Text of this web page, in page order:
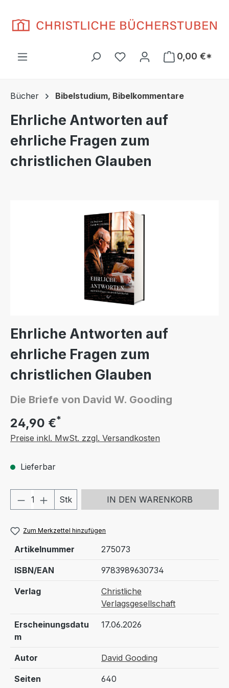
Du hast 0 Produkte auf
0,00 €*
Bücher Bibelstudium, Bibelkommentare
Ehrliche Antworten auf
ehrliche Fragen zum
christlichen Glauben
Ehrliche Antworten auf
ehrliche Fragen zum
christlichen Glauben
Die Briefe von David W. Gooding
24,90 €*
Preise inkl. MwSt. zzgl. Versandkosten
Lieferbar
Produkt Anzahl: Gib den
Stk IN DEN WARENKORB
Zum Merkzettel hinzufügen
Artikelnummer 275073
ISBN/EAN 9783989630734
Verlag
Christliche
Verlagsgesellschaft
Erscheinungsdatu
m
17.06.2026
Autor David Gooding
Seiten 640